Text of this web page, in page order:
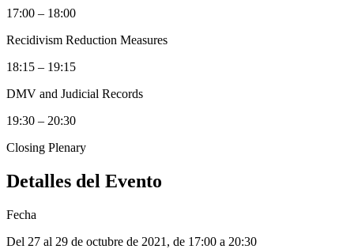
17:00 – 18:00
Recidivism Reduction Measures
18:15 – 19:15
DMV and Judicial Records
19:30 – 20:30
Closing Plenary
Detalles del Evento
Fecha
Del 27 al 29 de octubre de 2021 , de 17:00 a 20:30